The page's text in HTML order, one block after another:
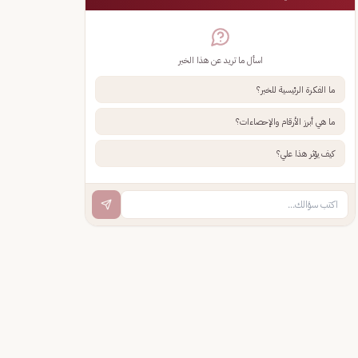
اسأل ما تريد عن هذا الخبر
ما الفكرة الرئيسية للخبر؟
ما هي أبرز الأرقام والإحصاءات؟
كيف يؤثر هذا علي؟